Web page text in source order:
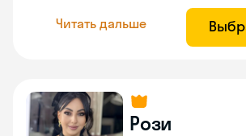
Читать дальше
Рози